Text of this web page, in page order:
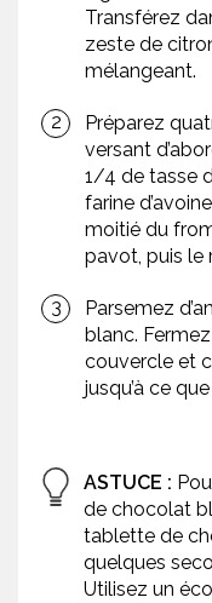
Transférez
zeste de
mélangeant.
Préparez
versant
1/4 de tasse
farine
moitié du
pavot, puis le
Parsemez
blanc.
couvercle et
jusqu’à ce
ASTUCE :
de chocolat
tablette de
quelques
Utilisez un